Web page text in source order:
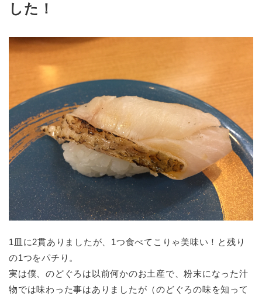
した！
1皿に2貫ありましたが、1つ食べてこりゃ美味い！と残り
の1つをパチり。
実は僕、のどぐろは以前何かのお土産で、粉末になった汁
物では味わった事はありましたが（のどぐろの味を知って